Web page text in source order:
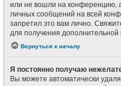
или не вошли на конференцию,
личных сообщений на всей
запретил это вам лично.
для получения
Вернуться к началу
Я постоянно получаю
Вы можете автоматически